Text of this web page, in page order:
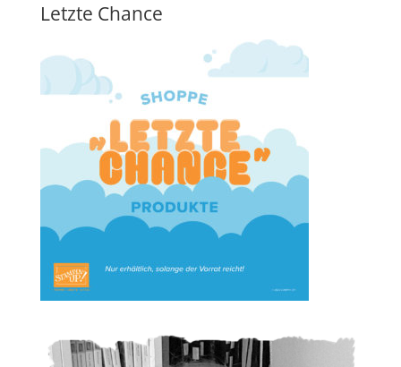
Letzte Chance